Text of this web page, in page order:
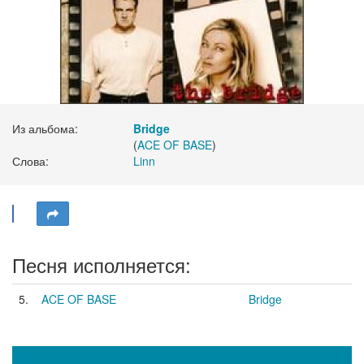
Из альбома:
Bridge
(ACE OF BASE)
Слова:
Linn
Песня исполняется:
5. ACE OF BASE Bridge